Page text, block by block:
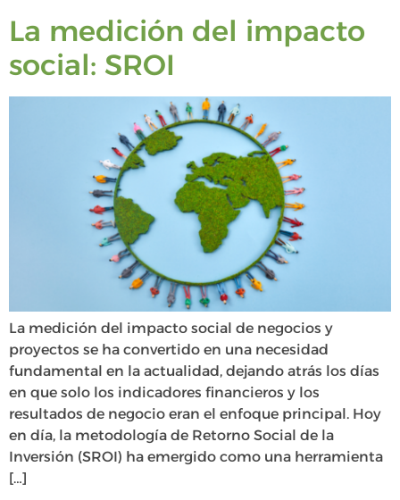
La medición del impacto
social: SROI
La medición del impacto social de negocios y
proyectos se ha convertido en una necesidad
fundamental en la actualidad, dejando atrás los días
en que solo los indicadores financieros y los
resultados de negocio eran el enfoque principal. Hoy
en día, la metodología de Retorno Social de la
Inversión (SROI) ha emergido como una herramienta
[…]